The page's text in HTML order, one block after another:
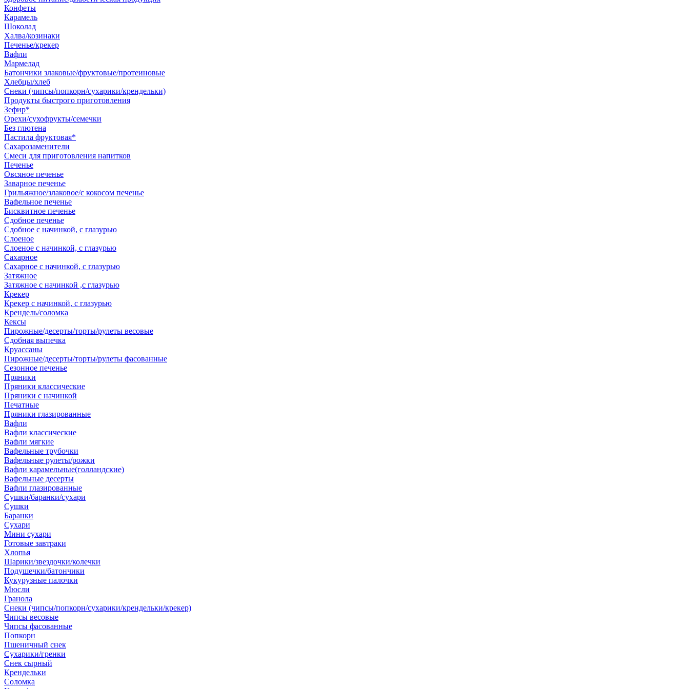
Конфеты
Карамель
Шоколад
Халва/козинаки
Печенье/крекер
Вафли
Мармелад
Батончики злаковые/фруктовые/протеиновые
Хлебцы/хлеб
Снеки (чипсы/попкорн/сухарики/крендельки)
Продукты быстрого приготовления
Зефир*
Орехи/сухофрукты/семечки
Без глютена
Пастила фруктовая*
Сахарозаменители
Смеси для приготовления напитков
Печенье
Овсяное печенье
Заварное печенье
Грильяжное/злаковое/с кокосом печенье
Вафельное печенье
Бисквитное печенье
Сдобное печенье
Сдобное с начинкой, с глазурью
Слоеное
Слоеное с начинкой, с глазурью
Сахарное
Сахарное с начинкой, с глазурью
Затяжное
Затяжное с начинкой ,с глазурью
Крекер
Крекер с начинкой, с глазурью
Крендель/соломка
Кексы
Пирожные/десерты/торты/рулеты весовые
Сдобная выпечка
Круассаны
Пирожные/десерты/торты/рулеты фасованные
Сезонное печенье
Пряники
Пряники классические
Пряники с начинкой
Печатные
Пряники глазированные
Вафли
Вафли классические
Вафли мягкие
Вафельные трубочки
Вафельные рулеты/рожки
Вафли карамельные(голландские)
Вафельные десерты
Вафли глазированные
Сушки/баранки/сухари
Сушки
Баранки
Сухари
Мини сухари
Готовые завтраки
Хлопья
Шарики/звездочки/колечки
Подушечки/батончики
Кукурузные палочки
Мюсли
Гранола
Снеки (чипсы/попкорн/сухарики/крендельки/крекер)
Чипсы весовые
Чипсы фасованные
Попкорн
Пшеничный снек
Сухарики/гренки
Снек сырный
Крендельки
Соломка